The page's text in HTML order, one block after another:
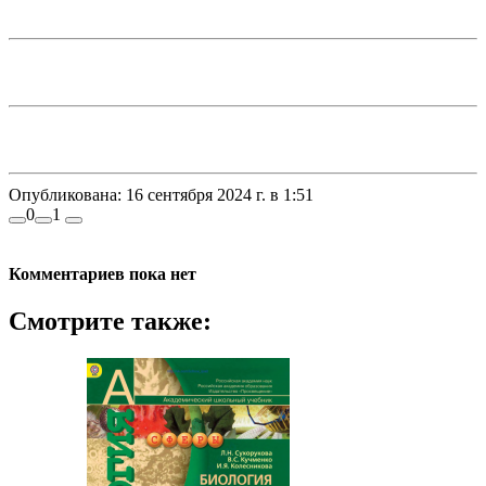
Опубликована: 16 сентября 2024 г. в 1:51
0
1
Комментариев пока нет
Смотрите также: